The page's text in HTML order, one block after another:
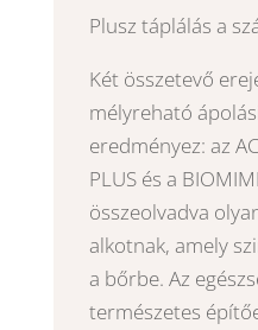
Plusz táplálás a
Két összetevő
mélyreható
eredményez: az
PLUS és a
összeolvadva
alkotnak, amely
a bőrbe. Az
természetes